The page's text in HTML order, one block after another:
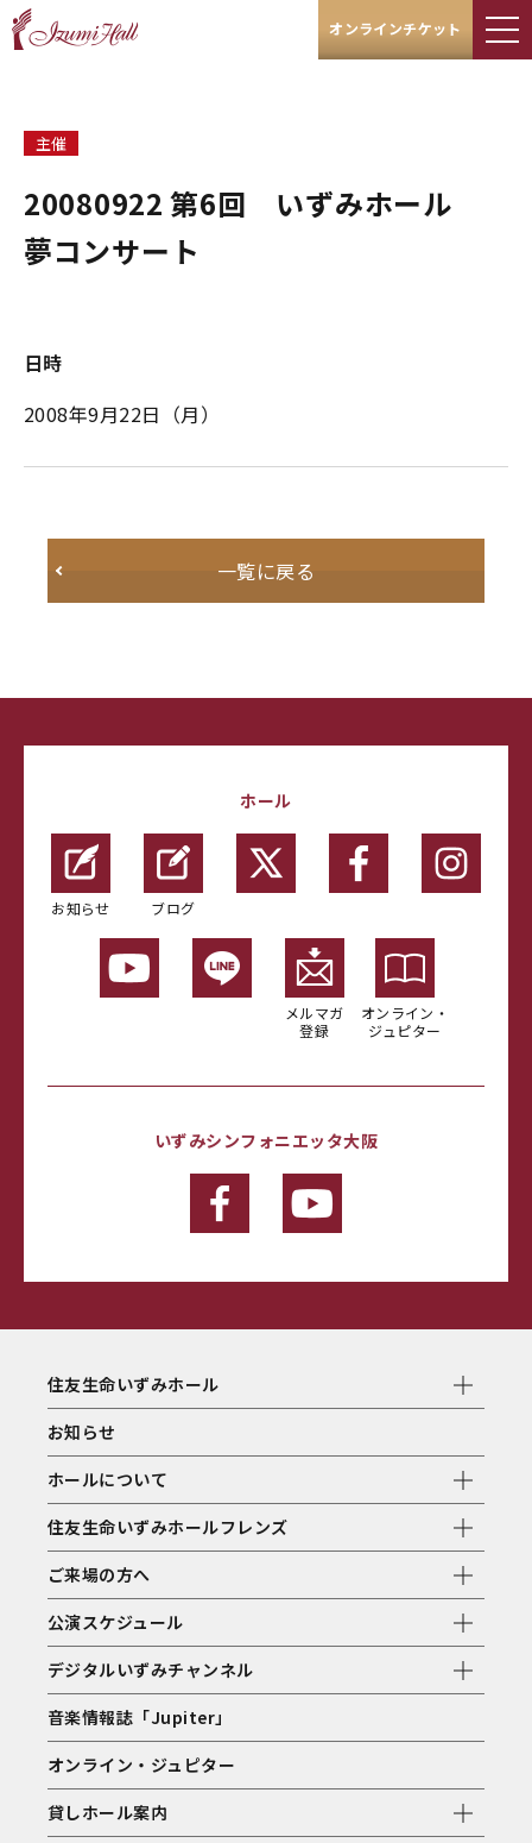
オンラインチケット
主催
20080922 第6回 いずみホール
夢コンサート
日時
2008年9月22日（月）
一覧に戻る
ホール
お知らせ ブログ
メルマガ
登録
オンライン・
ジュピター
いずみシンフォニエッタ大阪
住友生命いずみホール
お知らせ
ホールについて
住友生命いずみホールフレンズ
ご来場の方へ
公演スケジュール
デジタルいずみチャンネル
音楽情報誌「Jupiter」
オンライン・ジュピター
貸しホール案内